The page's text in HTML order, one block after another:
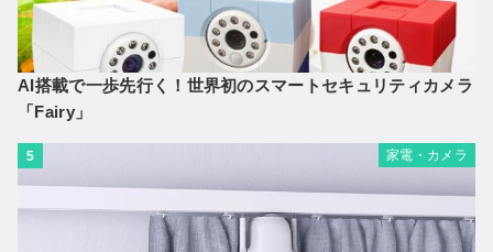
AI搭載で一歩先行く！世界初のスマートセキュリティカメラ
「Fairy」
5 家電・カメラ